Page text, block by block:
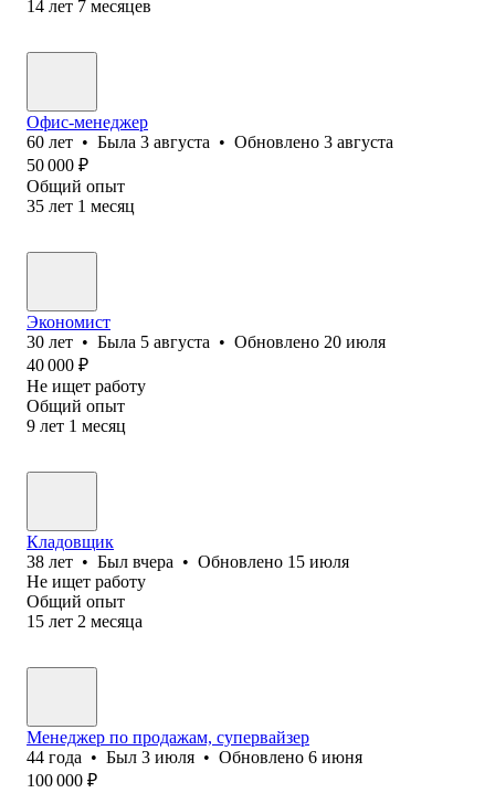
14 лет 7 месяцев
Офис-менеджер
60 лет • Была 3 августа • Обновлено 3 августа
50 000 ₽
Общий опыт
35 лет 1 месяц
Экономист
30 лет • Была 5 августа • Обновлено 20 июля
40 000 ₽
Не ищет работу
Общий опыт
9 лет 1 месяц
Кладовщик
38 лет • Был вчера • Обновлено 15 июля
Не ищет работу
Общий опыт
15 лет 2 месяца
Менеджер по продажам, супервайзер
44 года • Был 3 июля • Обновлено 6 июня
100 000 ₽